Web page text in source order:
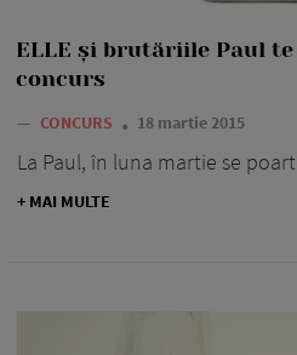
ELLE şi brutăriile Paul
concurs
— CONCURS 18 martie 2015
La Paul, în luna martie se
+ MAI MULTE